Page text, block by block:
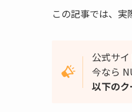
この記事では、
公式サイ
今なら
以下の